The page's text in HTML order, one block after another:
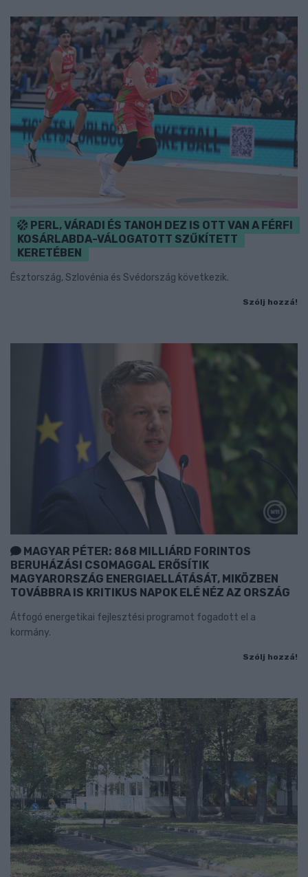
PERL, VÁRADI ÉS TANOH DEZ IS OTT VAN A FÉRFI
KOSÁRLABDA-VÁLOGATOTT SZŰKÍTETT
KERETÉBEN
Észtország, Szlovénia és Svédország következik.
Szólj hozzá!
MAGYAR PÉTER: 868 MILLIÁRD FORINTOS
BERUHÁZÁSI CSOMAGGAL ERŐSÍTIK
MAGYARORSZÁG ENERGIAELLÁTÁSÁT, MIKÖZBEN
TOVÁBBRA IS KRITIKUS NAPOK ELÉ NÉZ AZ ORSZÁG
Átfogó energetikai fejlesztési programot fogadott el a
kormány.
Szólj hozzá!